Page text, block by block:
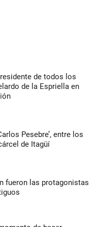
de todos los
de la Espriella en
Pesebre’, entre los
de Itagüí
fueron las protagonistas